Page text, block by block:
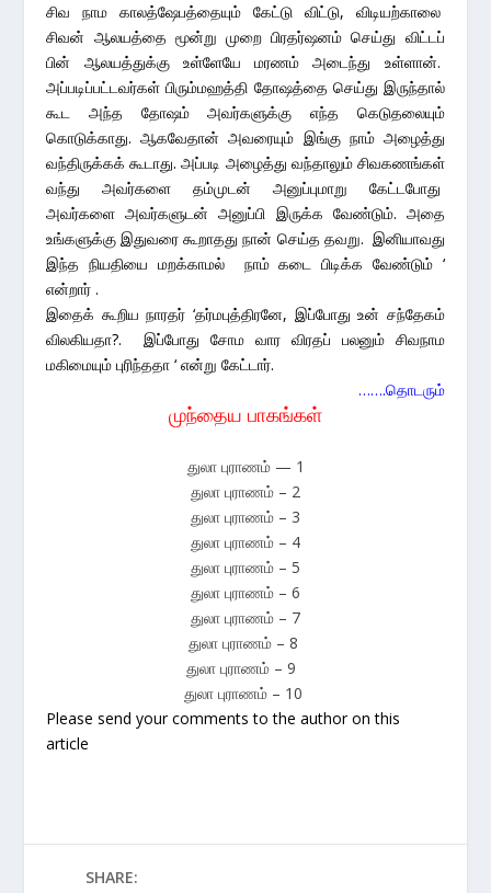
சிவ நாம காலத்ஷேபத்தையும் கேட்டு விட்டு, விடியற்காலை
சிவன் ஆலயத்தை மூன்று முறை பிரதர்ஷனம் செய்து விட்டப்
பின் ஆலயத்துக்கு உள்ளேயே மரணம் அடைந்து உள்ளான்.
அப்படிப்பட்டவர்கள் பிரும்மஹத்தி தோஷத்தை செய்து இருந்தால்
கூட அந்த தோஷம் அவர்களுக்கு எந்த கெடுதலையும்
கொடுக்காது. ஆகவேதான் அவரையும் இங்கு நாம் அழைத்து
வந்திருக்கக் கூடாது. அப்படி அழைத்து வந்தாலும் சிவகணங்கள்
வந்து அவர்களை தம்முடன் அனுப்புமாறு கேட்டபோது
அவர்களை அவர்களுடன் அனுப்பி இருக்க வேண்டும். அதை
உங்களுக்கு இதுவரை கூறாதது நான் செய்த தவறு. இனியாவது
இந்த நியதியை மறக்காமல் நாம் கடை பிடிக்க வேண்டும் ‘
என்றார் .
இதைக் கூறிய நாரதர் ‘தர்மபுத்திரனே, இப்போது உன் சந்தேகம்
விலகியதா?. இப்போது சோம வார விரதப் பலனும் சிவநாம
மகிமையும் புரிந்ததா ‘ என்று கேட்டார்.
…….தொடரும்
முந்தைய பாகங்கள்
துலா புராணம் — 1
துலா புராணம் – 2
துலா புராணம் – 3
துலா புராணம் – 4
துலா புராணம் – 5
துலா புராணம் – 6
துலா புராணம் – 7
துலா புராணம் – 8
துலா புராணம் – 9
துலா புராணம் – 10
Please send your comments to the author on this
article
SHARE: